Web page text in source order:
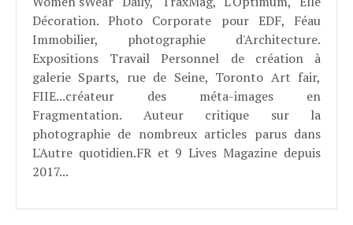
Décoration. Photo Corporate pour EDF, Féau
Immobilier, photographie d'Architecture.
Expositions Travail Personnel de création à
galerie Sparts, rue de Seine, Toronto Art fair,
FIIE...créateur des méta-images en
Fragmentation. Auteur critique sur la
photographie de nombreux articles parus dans
L'Autre quotidien.FR et 9 Lives Magazine depuis
2017...